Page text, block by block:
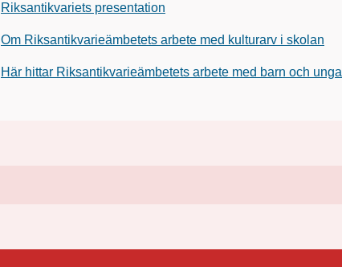
Riksantikvariets presentation
Om Riksantikvarieämbetets arbete med kulturarv i skolan
Här hittar Riksantikvarieämbetets arbete med barn och unga